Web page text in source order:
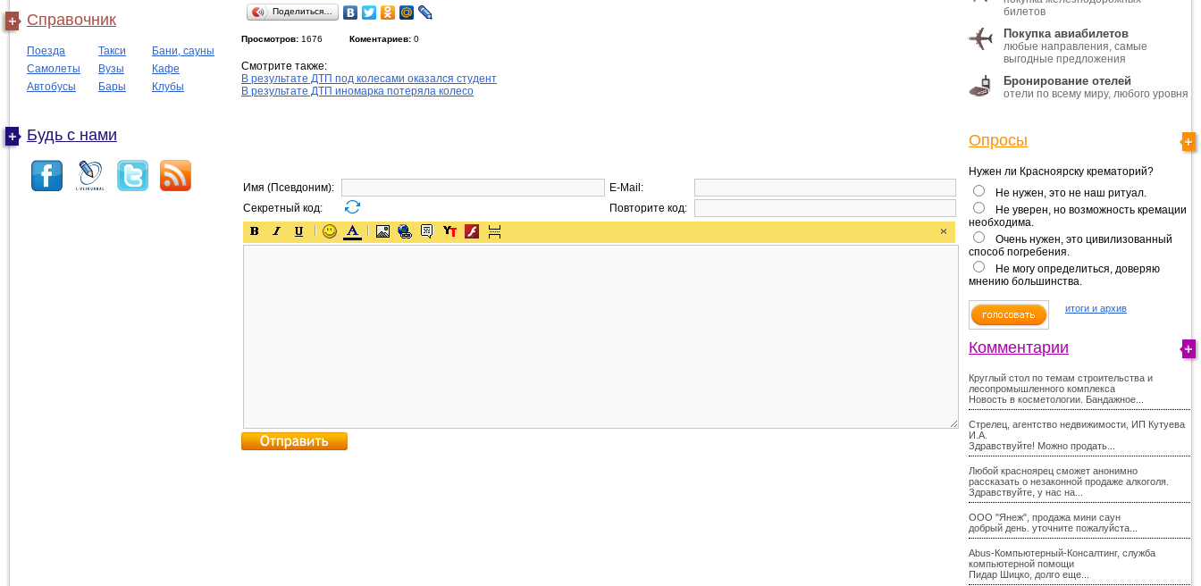
Справочник
Поезда Такси
Бани, сауны
Самолеты
Вузы
Кафе
Автобусы
Бары Клубы
Будь с нами
Поделиться…
Просмотров: 1676 Коментариев: 0
Смотрите также:
В результате ДТП под колесами оказался студент
В результате ДТП иномарка потеряла колесо
Имя (Псевдоним):
E-Mail:
Секретный код:
Повторите код:
билетов
Покупка авиабилетов
любые направления, самые
выгодные предложения
Бронирование отелей
отели по всему миру, любого уровня
Опросы
Нужен ли Красноярску крематорий?
Не нужен, это не наш ритуал.
Не уверен, но возможность кремации
необходима.
Очень нужен, это цивилизованный
способ погребения.
Не могу определиться, доверяю
мнению большинства.
итоги и архив
Комментарии
Круглый стол по темам строительства и
лесопромышленного комплекса
Новость в косметологии. Бандажное...
Стрелец, агентство недвижимости, ИП Кутуева
И.А.
Здравствуйте! Можно продать...
Любой красноярец сможет анонимно
рассказать о незаконной продаже алкоголя.
Здравствуйте, у нас на...
ООО "Янеж", продажа мини саун
добрый день. уточните пожалуйста...
Abus-Компьютерный-Консалтинг, служба
компьютерной помощи
Пидар Шицко, долго еще...